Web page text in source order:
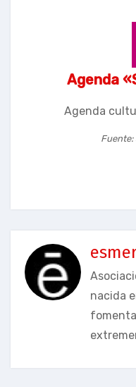
Agenda
Agenda
Fuente:
nacida